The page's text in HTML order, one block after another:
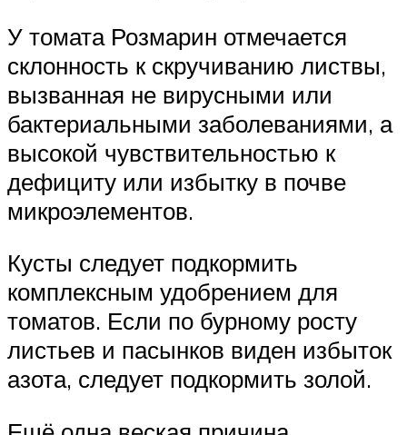
У томата Розмарин отмечается
склонность к скручиванию листвы,
вызванная не вирусными или
бактериальными заболеваниями, а
высокой чувствительностью к
дефициту или избытку в почве
микроэлементов.
Кусты следует подкормить
комплексным удобрением для
томатов. Если по бурному росту
листьев и пасынков виден избыток
азота, следует подкормить золой.